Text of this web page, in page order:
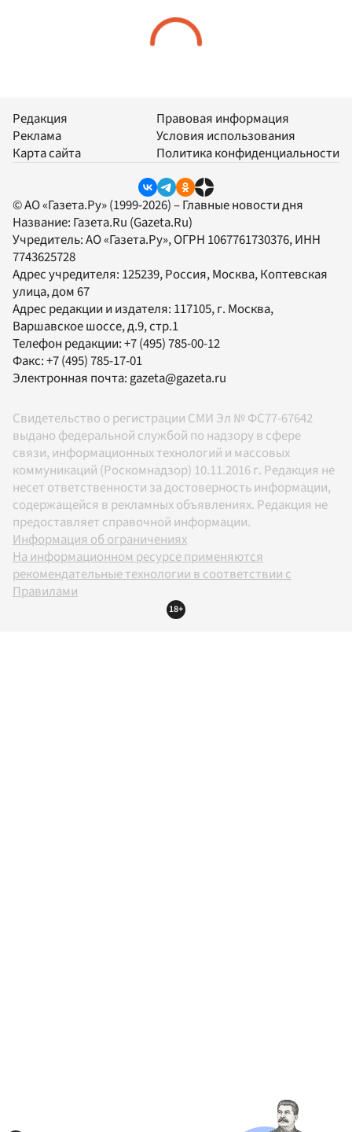
Редакция
Реклама
Карта сайта
Правовая информация
Условия использования
Политика конфиденциальности
© АО «Газета.Ру» (1999-2026) – Главные новости дня
Название: Газета.Ru (Gazeta.Ru)
Учредитель:АО «Газета.Ру», ОГРН 1067761730376, ИНН
7743625728
Адрес учредителя: 125239, Россия, Москва, Коптевская
улица, дом 67
Адрес редакции и издателя: 117105, г. Москва,
Варшавское шоссе, д.9, стр.1
Телефон редакции:+7 (495) 785-00-12
Факс:+7 (495) 785-17-01
Электронная почта:gazeta@gazeta.ru
Свидетельство о регистрации СМИ Эл № ФС77-67642
выдано федеральной службой по надзору в сфере
связи, информационных технологий и массовых
коммуникаций (Роскомнадзор) 10.11.2016 г. Редакция не
несет ответственности за достоверность информации,
содержащейся в рекламных объявлениях. Редакция не
предоставляет справочной информации.
Информация об ограничениях
На информационном ресурсе применяются
рекомендательные технологии в соответствии с
Правилами
18+